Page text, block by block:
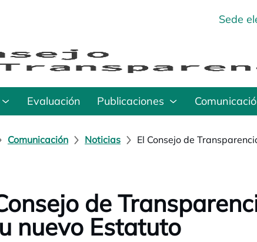
Sede
Evaluación Publicaciones
Comunicación Noticias El Consejo de
de
nuevo Estatuto